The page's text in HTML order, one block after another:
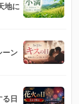
地に
ーン
日